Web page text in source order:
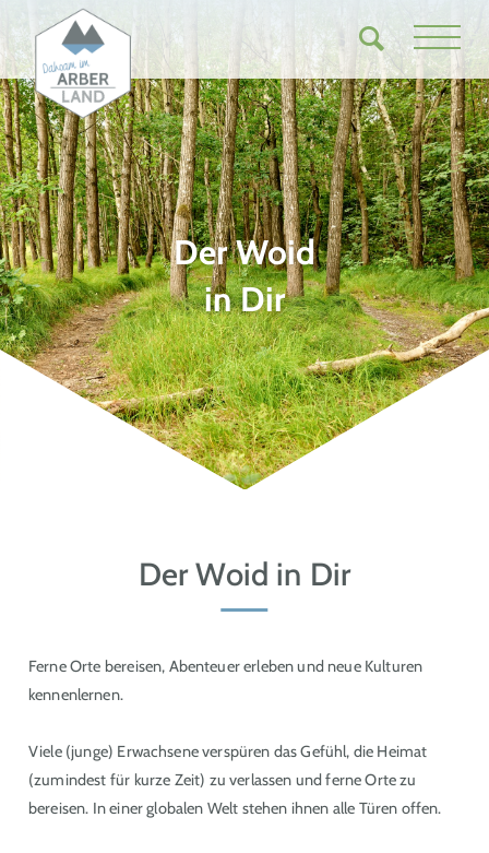
Der Woid
in Dir
Der Woid in Dir
Ferne Orte bereisen, Abenteuer erleben und neue Kulturen
kennenlernen.
Viele (junge) Erwachsene verspüren das Gefühl, die Heimat
(zumindest für kurze Zeit) zu verlassen und ferne Orte zu
bereisen. In einer globalen Welt stehen ihnen alle Türen offen.